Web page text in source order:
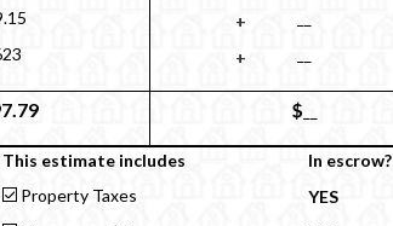
+
+
$
This estimate includes
In escrow?
Property Taxes
YES